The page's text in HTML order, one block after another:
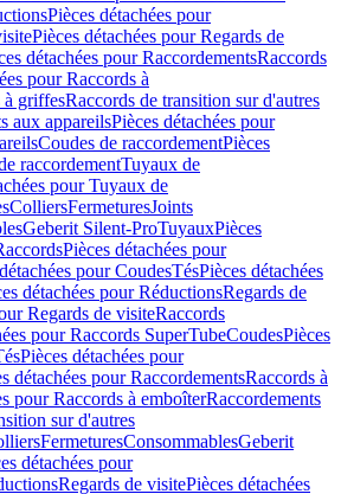
Pièces détachées pour
Pièces détachées pour Regards de
détachées pour RaccordementsRaccords
pour Raccords à
à griffesRaccords de transition sur d'autres
aux appareilsPièces détachées pour
Coudes de raccordementPièces
raccordementTuyaux de
pour Tuyaux de
ColliersFermeturesJoints
Geberit Silent-ProTuyauxPièces
Pièces détachées pour
pour CoudesTésPièces détachées
détachées pour RéductionsRegards de
Regards de visiteRaccords
pour Raccords SuperTubeCoudesPièces
Pièces détachées pour
détachées pour RaccordementsRaccords à
pour Raccords à emboîterRaccordements
sur d'autres
FermeturesConsommablesGeberit
détachées pour
Regards de visitePièces détachées